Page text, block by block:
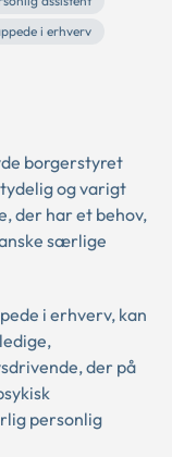
i erhverv
borgerstyret
og varigt
der har et behov,
særlige
i erhverv, kan
der på
personlig